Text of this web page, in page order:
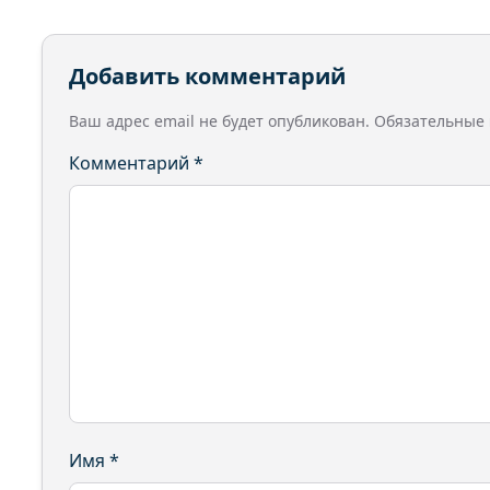
Добавить комментарий
Ваш адрес email не будет опубликован.
Комментарий *
Имя *